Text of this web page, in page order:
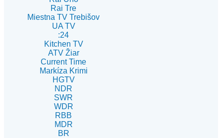
Rai Tre
Miestna TV Trebišov
UA TV
:24
Kitchen TV
ATV Žiar
Current Time
Markíza Krimi
HGTV
NDR
SWR
WDR
RBB
MDR
BR